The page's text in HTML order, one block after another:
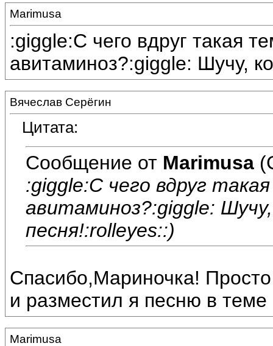
Marimusa
:giggle:С чего вдруг такая
авитаминоз?:giggle: Шучу,
Вячеслав Серёгин
Цитата:
Сообщение от Marimusa
:giggle:С чего вдруг
авитаминоз?:giggle:
песня!:rolleyes::)
Спасибо,Мариночка! Просто
и разместил я песню в теме
Marimusa